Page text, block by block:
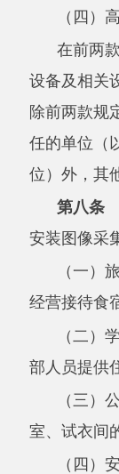
部人员提供
（三）公
室、试衣间的
（四）安
或者个人，应
款所列区域
的，应当立即
第九条在
共场所安装图
护公共安全
个人不得安装。
依照前款
的，应当遵守
十五条、第十